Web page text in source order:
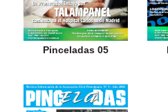
Pinceladas 05